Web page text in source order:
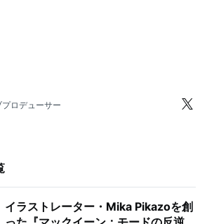
ロデューサー
イラストレーター・Mika Pikazoを創